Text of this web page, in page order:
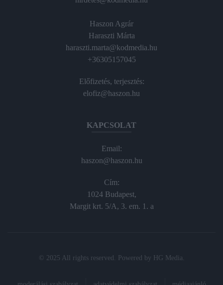
Haszon Agrár
Haraszti Márta
haraszti.marta@kodmedia.hu
+36305157045
Előfizetés, terjesztés:
elofiz@haszon.hu
KAPCSOLAT
Email:
haszon@haszon.hu
Cím:
1024 Budapest,
Margit krt. 5/A, 3. em. 1. a
© 2025 All rights reserved. Powered by HG Media